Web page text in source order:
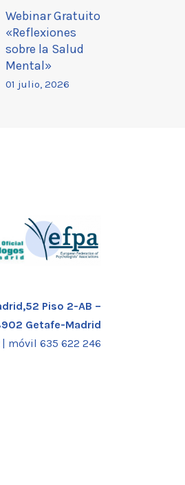
Webinar Gratuito
«Reflexiones
sobre la Salud
Mental»
01 julio, 2026
Piso 2-AB –
Getafe-Madrid
móvil 635 622 246